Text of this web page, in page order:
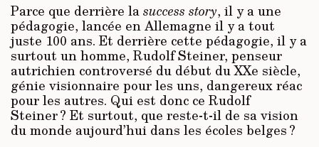
Parce que derrière lasuccess story, il y a une
pédagogie, lancée en Allemagne il y a tout
juste 100 ans. Et derrière cette pédagogie, il y a
surtout un homme, Rudolf Steiner, penseur
autrichien controversé du début du XXe siècle,
génie visionnaire pour les uns, dangereux réac
pour les autres. Qui est donc ce Rudolf
Steiner ? Et surtout, que reste-t-il de sa vision
du monde aujourd’hui dans les écoles belges ?